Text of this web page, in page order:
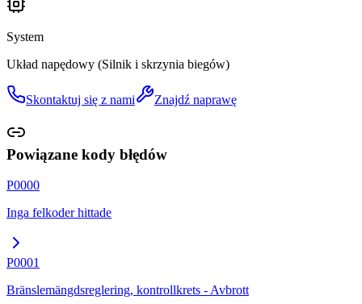
System
Układ napędowy (Silnik i skrzynia biegów)
Skontaktuj się z nami Znajdź naprawę
Powiązane kody błędów
P0000
Inga felkoder hittade
P0001
Bränslemängdsreglering, kontrollkrets - Avbrott